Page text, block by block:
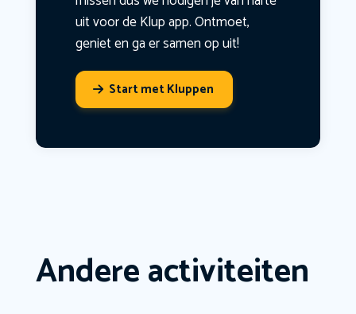
uit voor de Klup app. Ontmoet,
geniet en ga er samen op uit!
Start met Kluppen
Andere activiteiten